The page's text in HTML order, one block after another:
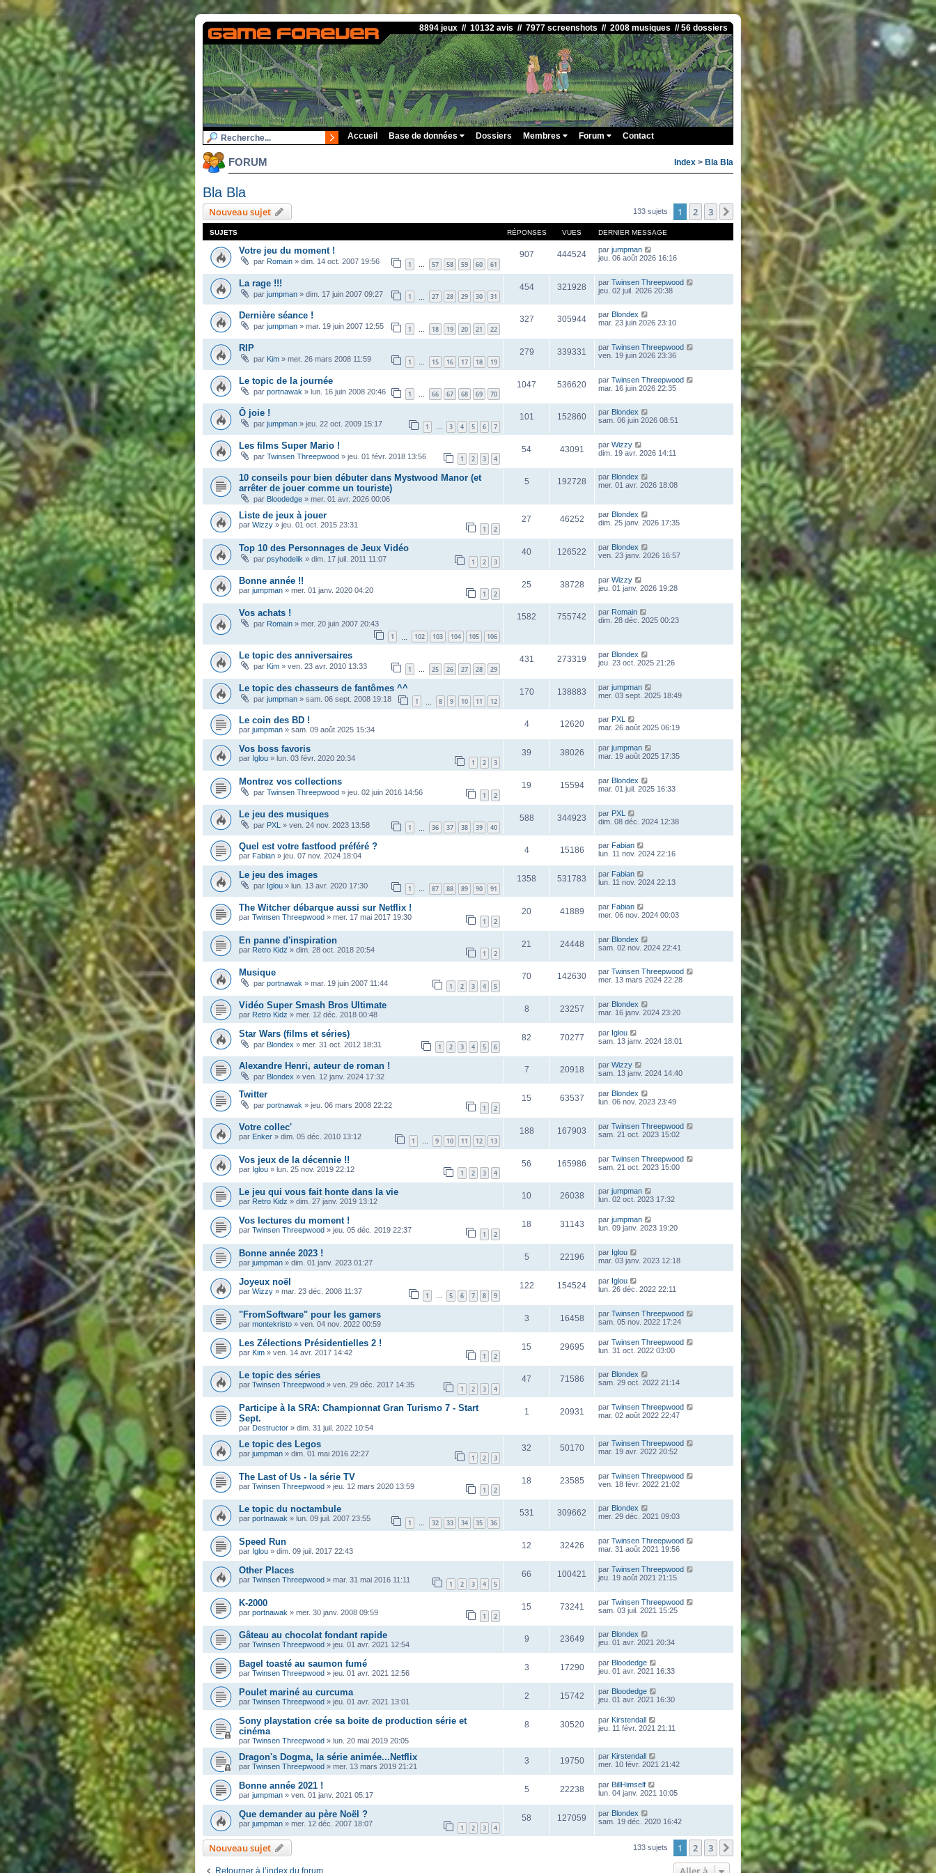
8894 jeux // 10132 avis // 7977 screenshots // 2008 musiques // 56 dossiers
Accueil Base de données Dossiers Membres Forum Contact
FORUM Index > Bla Bla
Bla Bla
Nouveau sujet 133 sujets 1 2 3 Suivante
SUJETS RÉPONSES VUES DERNIER MESSAGE
Votre jeu du moment !
par Romain » dim. 14 oct. 2007 19:56 1 … 57 58 59 60 61
907 444524 par jumpman
jeu. 06 août 2026 16:16
La rage !!!
par jumpman » dim. 17 juin 2007 09:27 1 27 28 29 30 31
454 321928 par Twinsen Threepwood
jeu. 02 juil. 2026 20:38
Dernière séance !
par jumpman » mar. 19 juin 2007 12:55 1 … 18 19 20 21 22
327 305944 par Blondex
mar. 23 juin 2026 23:10
RIP
par Kim » mer. 26 mars 2008 11:59 1 … 15 16 17 18 19
279 339331 par Twinsen Threepwood
ven. 19 juin 2026 23:36
Le topic de la journée
par portnawak » lun. 16 juin 2008 20:46 1 66 67 68 69 70
1047 536620 par Twinsen Threepwood
mar. 16 juin 2026 22:35
Ô joie !
par jumpman » jeu. 22 oct. 2009 15:17 1 … 3 4 5 6 7
101 152860 par Blondex
sam. 06 juin 2026 08:51
Les films Super Mario !
par Twinsen Threepwood » jeu. 01 févr. 2018 13:56 1 2 3 4
54 43091 par Wizzy
dim. 19 avr. 2026 14:11
10 conseils pour bien débuter dans Mystwood Manor (et
arrêter de jouer comme un touriste)
par Bloodedge » mer. 01 avr. 2026 00:06
5 192728 par Blondex
mer. 01 avr. 2026 18:08
Liste de jeux à jouer
par Wizzy » jeu. 01 oct. 2015 23:31 1 2
27 46252 par Blondex
dim. 25 janv. 2026 17:35
Top 10 des Personnages de Jeux Vidéo
par psyhodelik » dim. 17 juil. 2011 11:07 1 2 3
40 126522 par Blondex
ven. 23 janv. 2026 16:57
Bonne année !!
par jumpman » mer. 01 janv. 2020 04:20 1 2
25 38728 par Wizzy
jeu. 01 janv. 2026 19:28
Vos achats !
par Romain » mer. 20 juin 2007 20:43
1 102 103 104 105 106
1582 755742 par Romain
dim. 28 déc. 2025 00:23
Le topic des anniversaires
par Kim » ven. 23 avr. 2010 13:33 1 … 25 26 27 28 29
431 273319 par Blondex
jeu. 23 oct. 2025 21:26
Le topic des chasseurs de fantômes ^^
par jumpman » sam. 06 sept. 2008 19:18 1 8 9 10 11 12
170 138883 par jumpman
mer. 03 sept. 2025 18:49
Le coin des BD !
par jumpman » sam. 09 août 2025 15:34
4 12620 par PXL
mar. 26 août 2025 06:19
Vos boss favoris
par Iglou » lun. 03 févr. 2020 20:34 1 2 3
39 38026 par jumpman
mar. 19 août 2025 17:35
Montrez vos collections
par Twinsen Threepwood » jeu. 02 juin 2016 14:56 1 2
19 15594 par Blondex
mar. 01 juil. 2025 16:33
Le jeu des musiques
par PXL » ven. 24 nov. 2023 13:58 1 36 37 38 39 40
588 344923 par PXL
dim. 08 déc. 2024 12:38
Quel est votre fastfood préféré ?
par Fabian » jeu. 07 nov. 2024 18:04
4 15186 par Fabian
lun. 11 nov. 2024 22:16
Le jeu des images
par Iglou » lun. 13 avr. 2020 17:30 1 … 87 88 89 90 91
1358 531783 par Fabian
lun. 11 nov. 2024 22:13
The Witcher débarque aussi sur Netflix !
par Twinsen Threepwood » mer. 17 mai 2017 19:30 1 2
20 41889 par Fabian
mer. 06 nov. 2024 00:03
En panne d'inspiration
par Retro Kidz » dim. 28 oct. 2018 20:54 1 2
21 24448 par Blondex
sam. 02 nov. 2024 22:41
Musique
par portnawak » mar. 19 juin 2007 11:44 1 2 3 4 5
70 142630 par Twinsen Threepwood
mer. 13 mars 2024 22:28
Vidéo Super Smash Bros Ultimate
par Retro Kidz » mer. 12 déc. 2018 00:48
8 23257 par Blondex
mar. 16 janv. 2024 23:20
Star Wars (films et séries)
par Blondex » mer. 31 oct. 2012 18:31 1 2 3 4 5 6
82 70277 par Iglou
sam. 13 janv. 2024 18:01
Alexandre Henri, auteur de roman !
par Blondex » ven. 12 janv. 2024 17:32
7 20918 par Wizzy
sam. 13 janv. 2024 14:40
Twitter
par portnawak » jeu. 06 mars 2008 22:22 1 2
15 63537 par Blondex
lun. 06 nov. 2023 23:49
Votre collec'
par Enker » dim. 05 déc. 2010 13:12 1 … 9 10 11 12 13
188 167903 par Twinsen Threepwood
sam. 21 oct. 2023 15:02
Vos jeux de la décennie !!
par Iglou » lun. 25 nov. 2019 22:12 1 2 3 4
56 165986 par Twinsen Threepwood
sam. 21 oct. 2023 15:00
Le jeu qui vous fait honte dans la vie
par Retro Kidz » dim. 27 janv. 2019 13:12
10 26038 par jumpman
lun. 02 oct. 2023 17:32
Vos lectures du moment !
par Twinsen Threepwood » jeu. 05 déc. 2019 22:37 1 2
18 31143 par jumpman
lun. 09 janv. 2023 19:20
Bonne année 2023 !
par jumpman » dim. 01 janv. 2023 01:27
5 22196 par Iglou
mar. 03 janv. 2023 12:18
Joyeux noël
par Wizzy » mar. 23 déc. 2008 11:37 1 … 5 6 7 8 9
122 154524 par Iglou
lun. 26 déc. 2022 22:11
"FromSoftware" pour les gamers
par montekristo » ven. 04 nov. 2022 00:59
3 16458 par Twinsen Threepwood
sam. 05 nov. 2022 17:24
Les Zélections Présidentielles 2 !
par Kim » ven. 14 avr. 2017 14:42 1 2
15 29695 par Twinsen Threepwood
lun. 31 oct. 2022 03:00
Le topic des séries
par Twinsen Threepwood » ven. 29 déc. 2017 14:35 1 2 3 4
47 71586 par Blondex
sam. 29 oct. 2022 21:14
Participe à la SRA: Championnat Gran Turismo 7 - Start
Sept.
par Destructor » dim. 31 juil. 2022 10:54
1 20931 par Twinsen Threepwood
mar. 02 août 2022 22:47
Le topic des Legos
par jumpman » dim. 01 mai 2016 22:27 1 2 3
32 50170 par Twinsen Threepwood
mar. 19 avr. 2022 20:52
The Last of Us - la série TV
par Twinsen Threepwood » jeu. 12 mars 2020 13:59 1 2
18 23585 par Twinsen Threepwood
ven. 18 févr. 2022 21:02
Le topic du noctambule
par portnawak » lun. 09 juil. 2007 23:55 1 … 32 33 34 35 36
531 309662 par Blondex
mer. 29 déc. 2021 09:03
Speed Run
par Iglou » dim. 09 juil. 2017 22:43
12 32426 par Twinsen Threepwood
mar. 31 août 2021 19:56
Other Places
par Twinsen Threepwood » mar. 31 mai 2016 11:11 1 2 3 4 5
66 100421 par Twinsen Threepwood
jeu. 19 août 2021 21:15
K-2000
par portnawak » mer. 30 janv. 2008 09:59 1 2
15 73241 par Twinsen Threepwood
sam. 03 juil. 2021 15:25
Gâteau au chocolat fondant rapide
par Twinsen Threepwood » jeu. 01 avr. 2021 12:54
9 23649 par Blondex
jeu. 01 avr. 2021 20:34
Bagel toasté au saumon fumé
par Twinsen Threepwood » jeu. 01 avr. 2021 12:56
3 17290 par Bloodedge
jeu. 01 avr. 2021 16:33
Poulet mariné au curcuma
par Twinsen Threepwood » jeu. 01 avr. 2021 13:01
2 15742 par Bloodedge
jeu. 01 avr. 2021 16:30
Sony playstation crée sa boite de production série et
cinéma
par Twinsen Threepwood » lun. 20 mai 2019 20:05
8 30520 par Kirstendall
jeu. 11 févr. 2021 21:11
Dragon's Dogma, la série animée...Netflix
par Twinsen Threepwood » mer. 13 mars 2019 21:21
3 19750 par Kirstendall
mer. 10 févr. 2021 21:42
Bonne année 2021 !
par jumpman » ven. 01 janv. 2021 05:17
5 22238 par BillHimself
lun. 04 janv. 2021 10:05
Que demander au père Noël ?
par jumpman » mer. 12 déc. 2007 18:07 1 2 3 4
58 127059 par Blondex
sam. 19 déc. 2020 16:42
Nouveau sujet 133 sujets 1 2 3 Suivante
Retourner à l’index du forum